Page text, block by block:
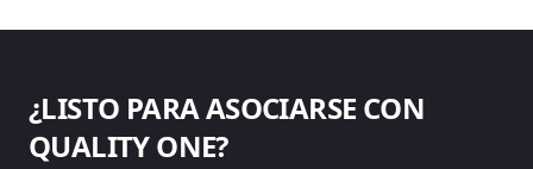
¿LISTO PARA ASOCIARSE CON
QUALITY ONE?